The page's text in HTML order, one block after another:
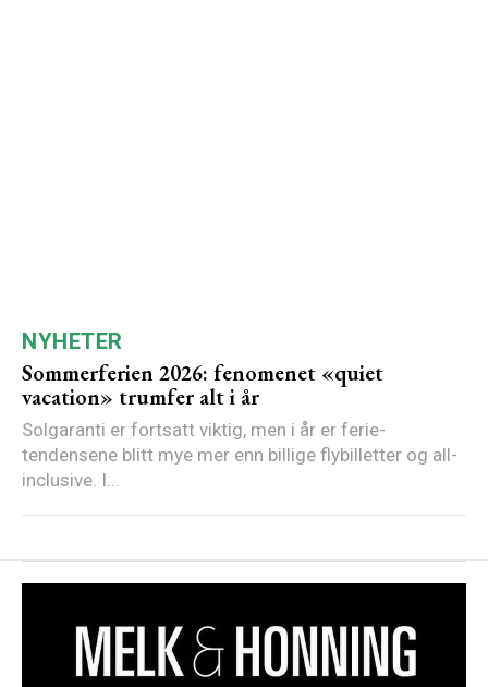
NYHETER
Sommerferien 2026: fenomenet «quiet
vacation» trumfer alt i år
Solgaranti er fortsatt viktig, men i år er ferie-
tendensene blitt mye mer enn billige flybilletter og all-
inclusive. I...